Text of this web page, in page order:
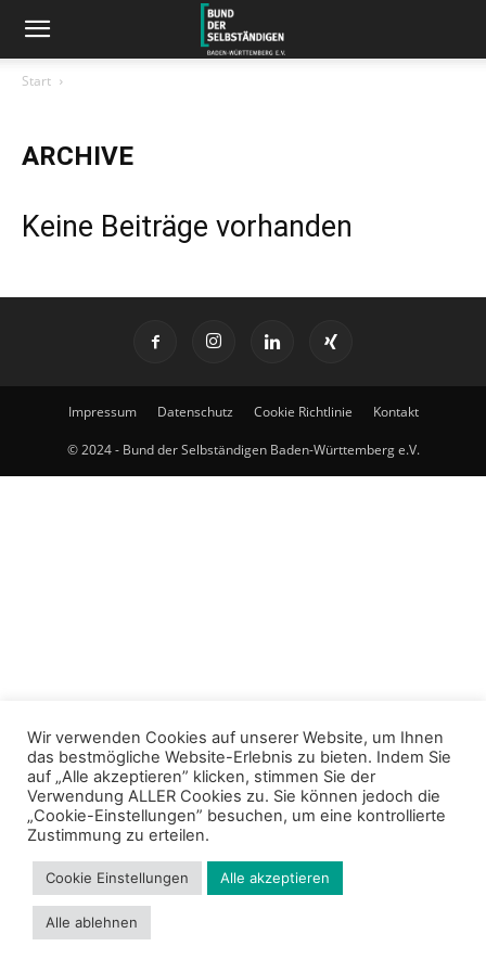
Start
ARCHIVE
Keine Beiträge vorhanden
Impressum Datenschutz Cookie Richtlinie Kontakt
© 2024 - Bund der Selbständigen Baden-Württemberg e.V.
Wir verwenden Cookies auf unserer Website, um Ihnen
das bestmögliche Website-Erlebnis zu bieten. Indem Sie
auf „Alle akzeptieren” klicken, stimmen Sie der
Verwendung ALLER Cookies zu. Sie können jedoch die
„Cookie-Einstellungen” besuchen, um eine kontrollierte
Zustimmung zu erteilen.
Cookie Einstellungen Alle akzeptieren
Alle ablehnen